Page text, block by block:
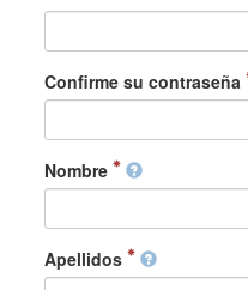
Confirme su contraseña
Nombre
Apellidos